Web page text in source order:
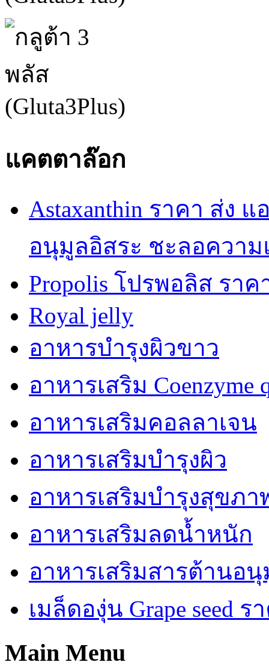
แคตตาล๊อก
Astaxanthin ราคา ส่ง
อนุมูลอิสระ ชะลอควา
Propolis โปรพอลิส ราค
Royal jelly
อาหารบำรุงผิวขาว
อาหารเสริม Coenzyme
อาหารเสริมคอลลาเจน
อาหารเสริมบำรุงผิว
อาหารเสริมบำรุงสุขภา
อาหารเสริมลดน้ำหนัก
อาหารเสริมสารต้านอ
เมล็ดองุ่น Grape seed ร
Main Menu